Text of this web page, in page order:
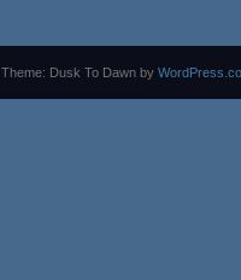
Theme: Dusk To Dawn by